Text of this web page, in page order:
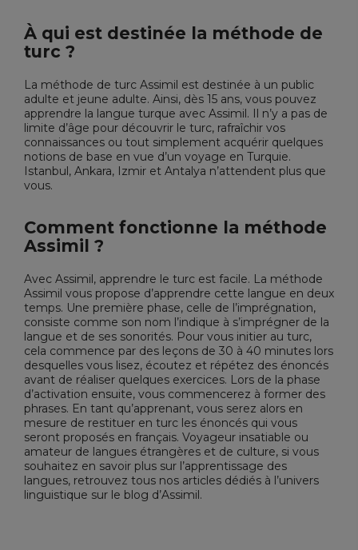
À qui est destinée la méthode de
turc ?
La méthode de turc Assimil est destinée à un public
adulte et jeune adulte. Ainsi, dès 15 ans, vous pouvez
apprendre la langue turque avec Assimil. Il n’y a pas de
limite d’âge pour découvrir le turc, rafraîchir vos
connaissances ou tout simplement acquérir quelques
notions de base en vue d’un voyage en Turquie.
Istanbul, Ankara, Izmir et Antalya n’attendent plus que
vous.
Comment fonctionne la méthode
Assimil ?
Avec Assimil, apprendre le turc est facile. La méthode
Assimil vous propose d’apprendre cette langue en deux
temps. Une première phase, celle de l’imprégnation,
consiste comme son nom l’indique à s’imprégner de la
langue et de ses sonorités. Pour vous initier au turc,
cela commence par des leçons de 30 à 40 minutes lors
desquelles vous lisez, écoutez et répétez des énoncés
avant de réaliser quelques exercices. Lors de la phase
d’activation ensuite, vous commencerez à former des
phrases. En tant qu’apprenant, vous serez alors en
mesure de restituer en turc les énoncés qui vous
seront proposés en français. Voyageur insatiable ou
amateur de langues étrangères et de culture, si vous
souhaitez en savoir plus sur l’apprentissage des
langues, retrouvez tous nos articles dédiés à l’univers
linguistique sur le blog d’Assimil.